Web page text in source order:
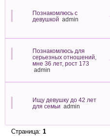
Познакомлюсь с
девушкой admin
Познакомлюсь для
серьезных отношений,
мне 36 лет, рост 173
admin
Ищу девушку до 42 лет
для семьи admin
Страница: 1